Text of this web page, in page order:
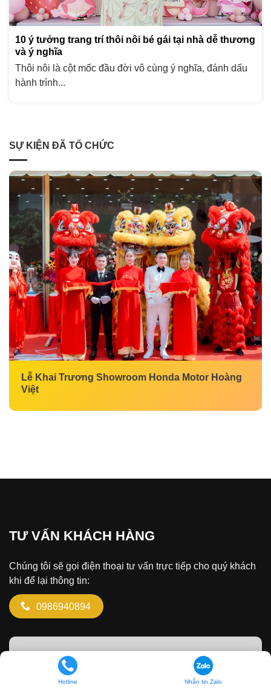
10 ý tưởng trang trí thôi nôi bé gái tại nhà dễ thương
và ý nghĩa
Thôi nôi là cột mốc đầu đời vô cùng ý nghĩa, đánh dấu
hành trình...
SỰ KIỆN ĐÃ TỔ CHỨC
Lễ Khai Trương Showroom Honda Motor Hoàng
Việt
TƯ VẤN KHÁCH HÀNG
Chúng tôi sẽ gọi điện thoại tư vấn trực tiếp cho quý khách
khi để lại thông tin:
0986940894
ĐĂNG KÝ TƯ VẤN
Hotline Nhắn tin Zalo